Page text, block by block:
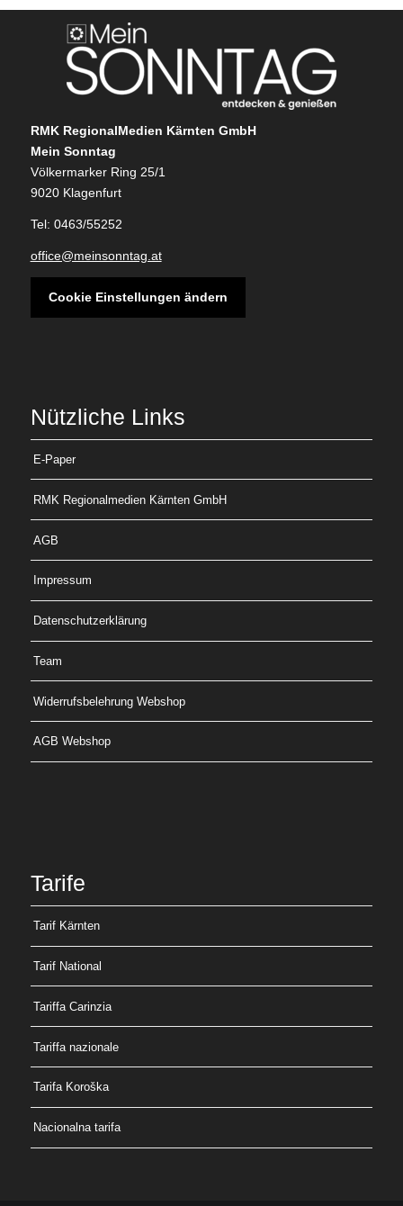
RMK RegionalMedien Kärnten GmbH
Mein Sonntag
Völkermarker Ring 25/1
9020 Klagenfurt
Tel: 0463/55252
office@meinsonntag.at
Cookie Einstellungen ändern
Nützliche Links
E-Paper
RMK Regionalmedien Kärnten GmbH
AGB
Impressum
Datenschutzerklärung
Team
Widerrufsbelehrung Webshop
AGB Webshop
Tarife
Tarif Kärnten
Tarif National
Tariffa Carinzia
Tariffa nazionale
Tarifa Koroška
Nacionalna tarifa